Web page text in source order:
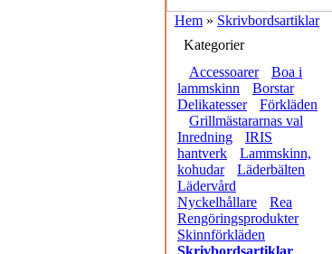
Hem » Skrivbordsartiklar
Kategorier
Accessoarer
Boa i
lammskinn
Borstar
Delikatesser
Förkläden
Grillmästararnas val
Inredning
IRIS
hantverk
Lammskinn,
kohudar
Läderbälten
Lädervård
Nyckelhållare
Rea
Rengöringsprodukter
Skinnförkläden
Skrivbordsartiklar